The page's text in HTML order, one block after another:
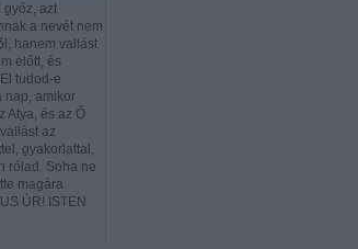
győz, azt
a nevét nem
hanem vallást
előtt, és
tudod-e
nap, amikor
Atya, és az Ő
az
gyakorlattal,
rólad. Soha ne
magára
ÚR! ISTEN